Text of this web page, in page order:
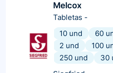
Melcox
Tabletas -
10 und
60
2 und
100
250 und
30